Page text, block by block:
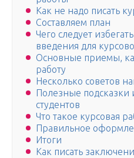
Как не надо писать
Составляем план
Чего следует
введения для
Основные приемы,
работу
Несколько советов
Полезные подсказки
студентов
Что такое курсовая
Правильное
Итоги
Как писать